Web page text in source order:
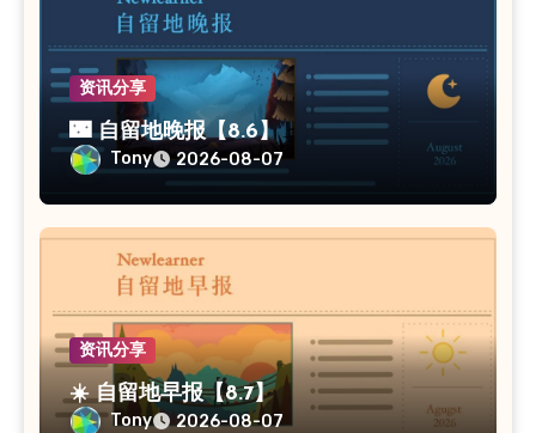
资讯分享
🌃 自留地晚报【8.6】
Tony 2026-08-07
资讯分享
☀️ 自留地早报【8.7】
Tony 2026-08-07